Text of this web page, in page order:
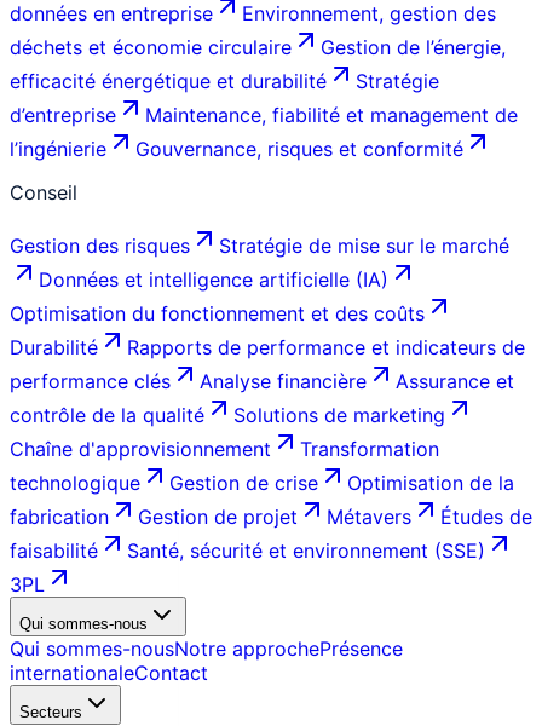
données en entreprise
Environnement, gestion des
déchets et économie circulaire
Gestion de l’énergie,
efficacité énergétique et durabilité
Stratégie
d’entreprise
Maintenance, fiabilité et management de
l’ingénierie
Gouvernance, risques et conformité
Conseil
Gestion des risques
Stratégie de mise sur le marché
Données et intelligence artificielle (IA)
Optimisation du fonctionnement et des coûts
Durabilité
Rapports de performance et indicateurs de
performance clés
Analyse financière
Assurance et
contrôle de la qualité
Solutions de marketing
Chaîne d'approvisionnement
Transformation
technologique
Gestion de crise
Optimisation de la
fabrication
Gestion de projet Métavers
Études de
faisabilité
Santé, sécurité et environnement (SSE)
3PL
Qui sommes-nous
Qui sommes-nousNotre approchePrésence
internationaleContact
Secteurs